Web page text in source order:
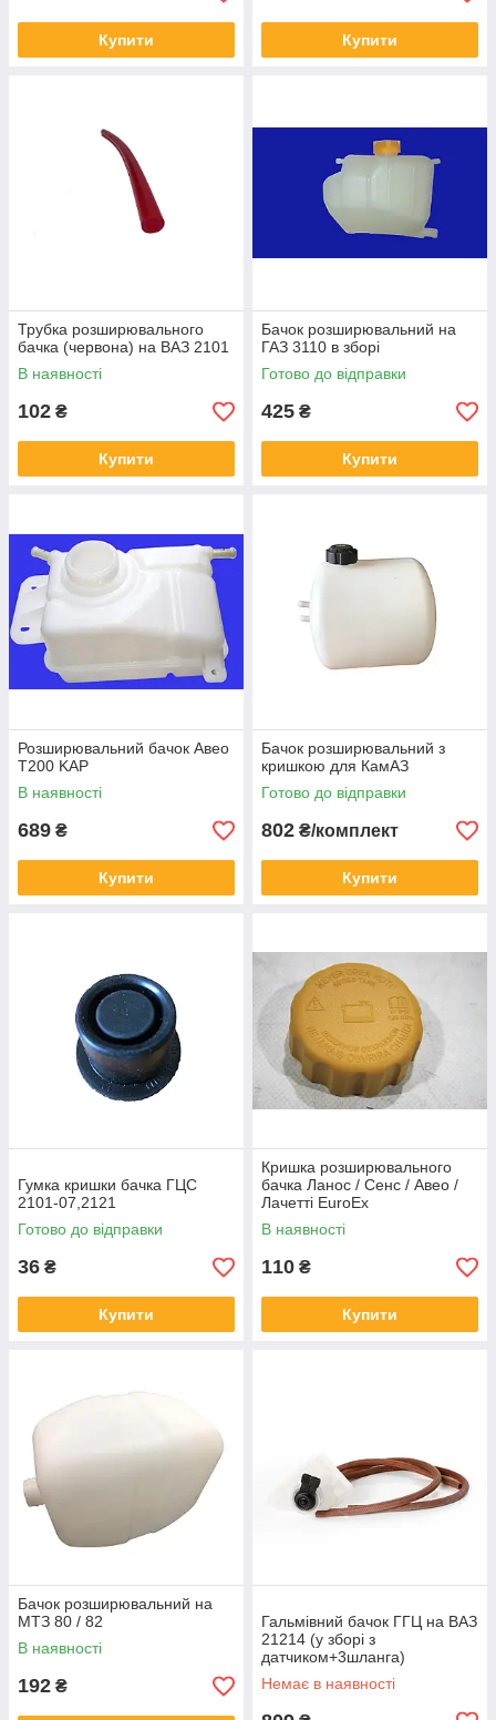
Купити Купити
Трубка розширювального
бачка (червона) на ВАЗ 2101
В наявності
102 ₴
Купити
Бачок розширювальний на
ГАЗ 3110 в зборі
Готово до відправки
425 ₴
Купити
Розширювальний бачок Авео
Т200 KAP
В наявності
689 ₴
Купити
Бачок розширювальний з
кришкою для КамАЗ
Готово до відправки
802 ₴/комплект
Купити
Гумка кришки бачка ГЦС
2101-07,2121
Готово до відправки
36 ₴
Купити
Кришка розширювального
бачка Ланос / Сенс / Авео /
Лачетті EuroEx
В наявності
110 ₴
Купити
Бачок розширювальний на
МТЗ 80 / 82
В наявності
192 ₴
Гальмівний бачок ГГЦ на ВАЗ
21214 (у зборі з
датчиком+3шланга)
Немає в наявності